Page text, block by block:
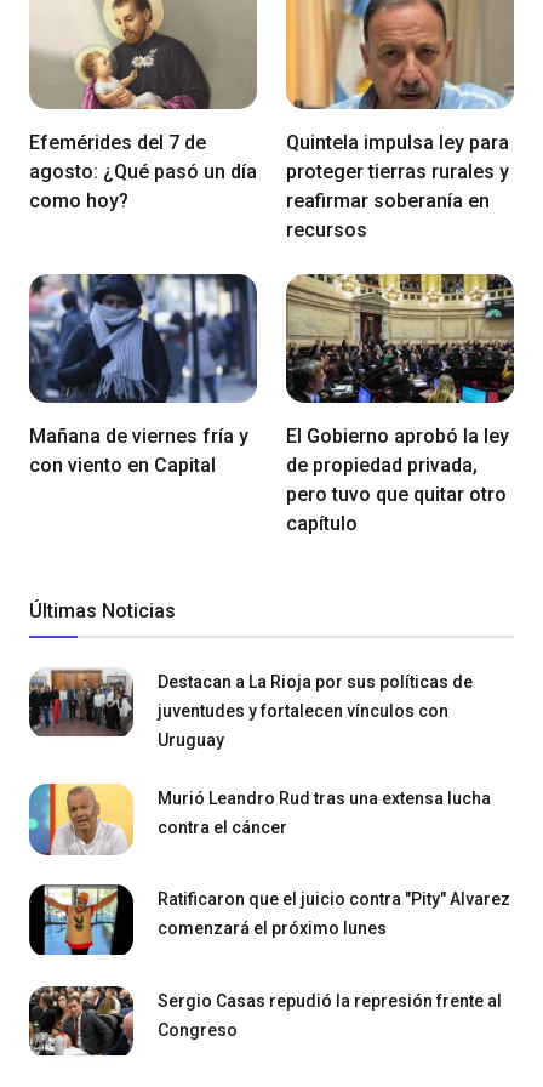
Efemérides del 7 de
agosto: ¿Qué pasó un día
como hoy?
Quintela impulsa ley para
proteger tierras rurales y
reafirmar soberanía en
recursos
Mañana de viernes fría y
con viento en Capital
El Gobierno aprobó la ley
de propiedad privada,
pero tuvo que quitar otro
capítulo
Últimas Noticias
Destacan a La Rioja por sus políticas de
juventudes y fortalecen vínculos con
Uruguay
Murió Leandro Rud tras una extensa lucha
contra el cáncer
Ratificaron que el juicio contra "Pity" Alvarez
comenzará el próximo lunes
Sergio Casas repudió la represión frente al
Congreso